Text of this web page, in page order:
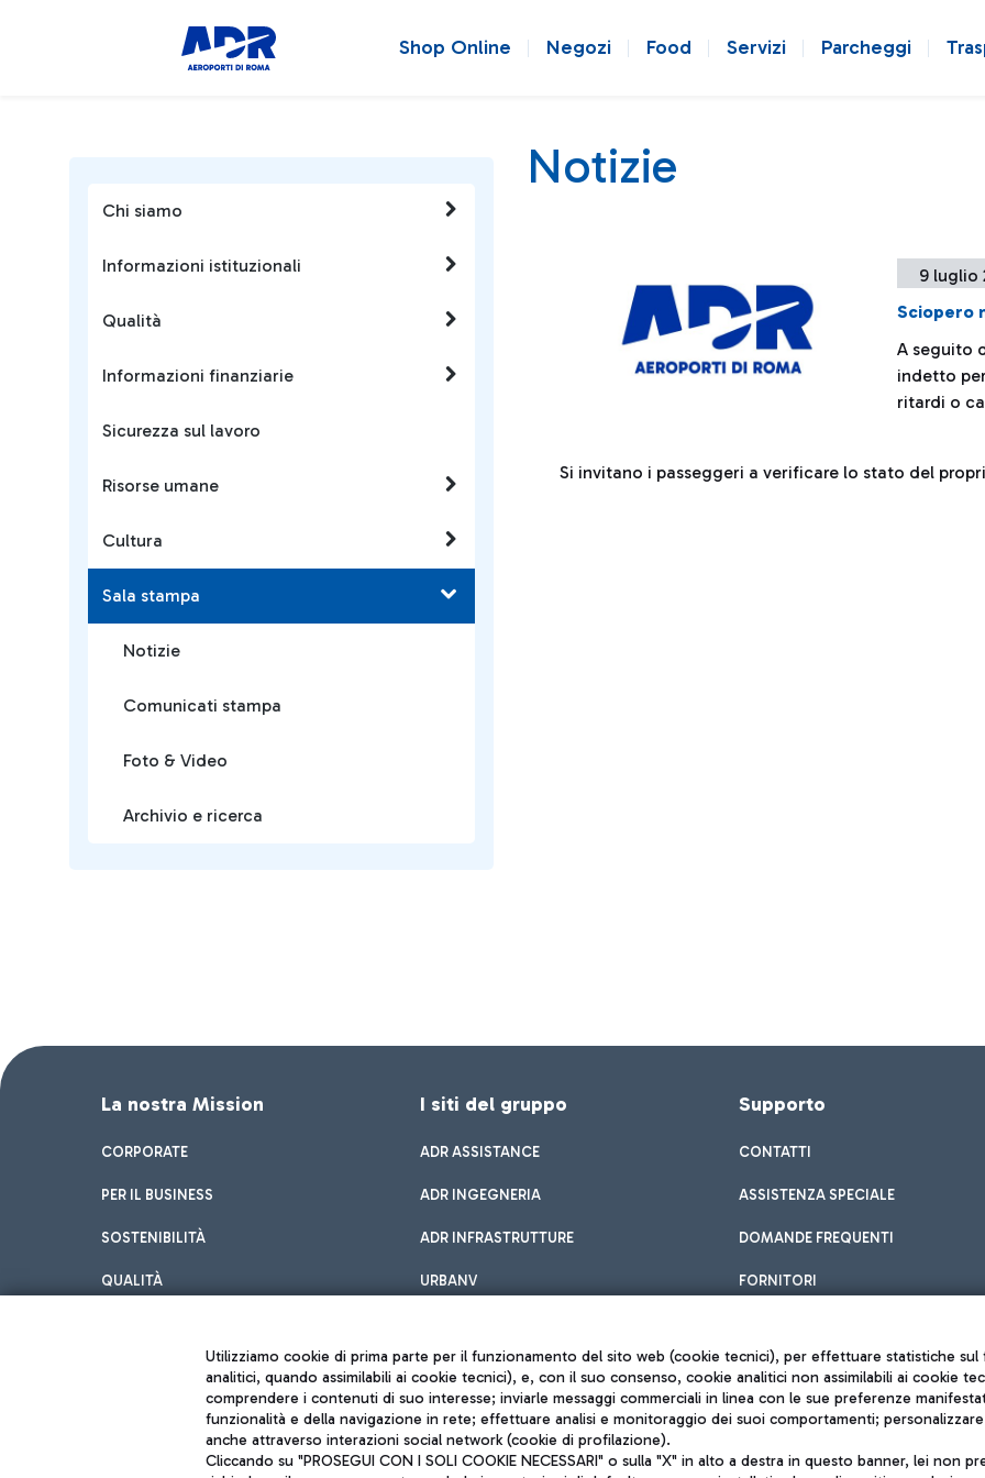
Shop Online Negozi Food Servizi Parcheggi
Chi siamo
Informazioni istituzionali
Qualità
Informazioni finanziarie
Sicurezza sul lavoro
Risorse umane
Cultura
Sala stampa
Notizie
Comunicati stampa
Foto & Video
Archivio e ricerca
Notizie
9 luglio
Sciopero
A seguito
indetto
ritardi o
Si invitano i passeggeri a verificare lo stato del
La nostra Mission
CORPORATE
PER IL BUSINESS
SOSTENIBILITÀ
QUALITÀ
I siti del gruppo
ADR ASSISTANCE
ADR INGEGNERIA
ADR INFRASTRUTTURE
URBANV
Supporto
CONTATTI
ASSISTENZA SPECIALE
DOMANDE FREQUENTI
FORNITORI
Note legali
Utilizziamo cookie di prima parte per il funzionamento del sito web (cookie tecnici), per effettuare statistiche
analitici, quando assimilabili ai cookie tecnici), e, con il suo consenso, cookie analitici non assimilabili ai cookie
comprendere i contenuti di suo interesse; inviarle messaggi commerciali in linea con le sue preferenze
funzionalità e della navigazione in rete; effettuare analisi e monitoraggio dei suoi comportamenti;
anche attraverso interazioni social network (cookie di profilazione).
Cliccando su "PROSEGUI CON I SOLI COOKIE NECESSARI" o sulla "X" in alto a destra in questo banner, lei non